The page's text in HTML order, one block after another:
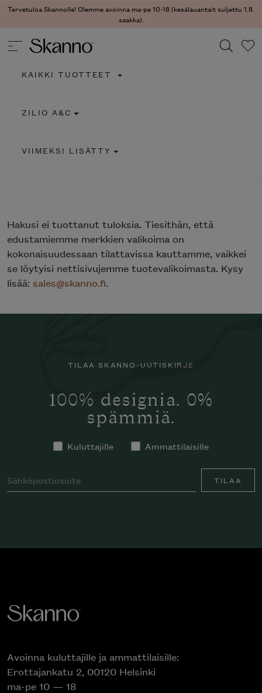
Tervetuloa Skannolle! Olemme avoinna ma-pe 10-18 (kesälauantait suljettu 1.8.
saakka).
Type 2 or more characters for results.
KAIKKI TUOTTEET
ZILIO A&C
VIIMEKSI LISÄTTY
Hakusi ei tuottanut tuloksia. Tiesithän, että
edustamiemme merkkien valikoima on
kokonaisuudessaan tilattavissa kauttamme, vaikkei
se löytyisi nettisivujemme tuotevalikoimasta. Kysy
lisää: sales@skanno.fi.
TILAA SKANNO-UUTISKIRJE
100% designia. 0%
spämmiä.
Kuluttajille Ammattilaisille
TILAA
Avoinna kuluttajille ja ammattilaisille:
Erottajankatu 2, 00120 Helsinki
ma-pe 10 — 18